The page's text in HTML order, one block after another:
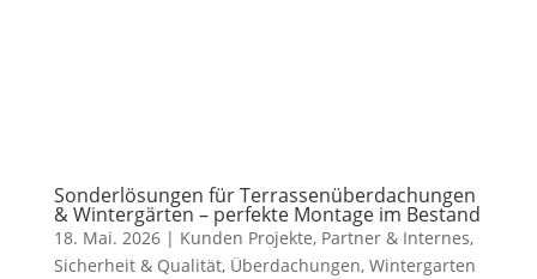
Sonderlösungen für Terrassenüberdachungen
& Wintergärten – perfekte Montage im Bestand
18. Mai. 2026| Kunden Projekte, Partner & Internes,
Sicherheit & Qualität, Überdachungen, Wintergarten